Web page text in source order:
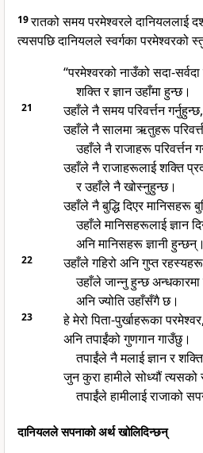
19रातको समय परमेश्वरले दानियललाई
त्यसपछि दानियलले स्वर्गका परमेश्वरको
“परमेश्वरको नाउँको सदा-
शक्ति र ज्ञान उहाँमा हुन्छ।
21
उहाँले नै समय परिवर्त्तन गर्नुहुन्छ,
उहाँले नै सालमा ऋतुहरू
उहाँले नै राजाहरू परिवर्त्तन
उहाँले नै राजाहरूलाई शक्ति
र उहाँले नै खोस्नुहुन्छ।
उहाँले नै बुद्धि दिएर मानिसहरू
उहाँले मानिसहरूलाई ज्ञान
अनि मानिसहरू ज्ञानी हुन्छन्।
22
उहाँले गहिरो अनि गुप्त
उहाँले जान्नु हुन्छ
अनि ज्योति उहाँसँगै छ।
23
हे मेरो पिता-पुर्खाहरूका
अनि तपाईंको गुणगान गाउँछु।
तपाईंले नै मलाई ज्ञान र
जुन कुरा हामीले सोध्यौं
तपाईंले हामीलाई राजाको
दानियलले सपनाको अर्थ खोलिदिन्छन्